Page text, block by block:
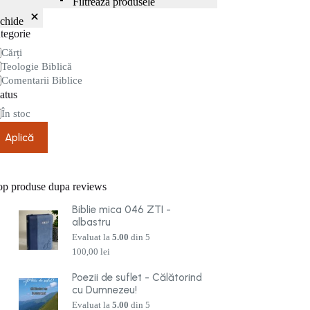
Cărți
Teologie Biblică
Comentarii Biblice
În stoc
Aplică
produse dupa reviews
Biblie mica 046 ZTI -
albastru
Evaluat la5.00 din 5
100,00lei
Poezii de suflet - Călătorind
cu Dumnezeu!
Evaluat la5.00 din 5